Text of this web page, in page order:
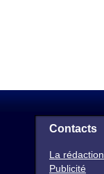
Contacts
La rédaction
Publicité